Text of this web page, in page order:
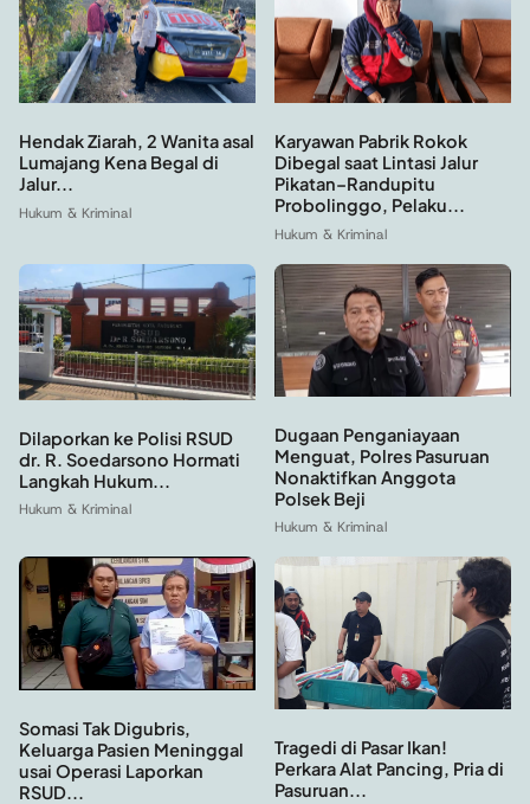
Hendak Ziarah, 2 Wanita asal
Lumajang Kena Begal di
Jalur...
Hukum & Kriminal
Karyawan Pabrik Rokok
Dibegal saat Lintasi Jalur
Pikatan–Randupitu
Probolinggo, Pelaku...
Hukum & Kriminal
Dilaporkan ke Polisi RSUD
dr. R. Soedarsono Hormati
Langkah Hukum...
Hukum & Kriminal
Dugaan Penganiayaan
Menguat, Polres Pasuruan
Nonaktifkan Anggota
Polsek Beji
Hukum & Kriminal
Somasi Tak Digubris,
Keluarga Pasien Meninggal
usai Operasi Laporkan
RSUD...
Tragedi di Pasar Ikan!
Perkara Alat Pancing, Pria di
Pasuruan...